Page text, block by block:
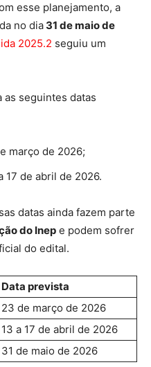
esse planejamento, a
no dia 31 de maio de
2025.2 seguiu um
as seguintes datas
março de 2026;
17 de abril de 2026.
datas ainda fazem parte
do Inep e podem sofrer
do edital.
Data prevista
23 de março de 2026
13 a 17 de abril de 2026
31 de maio de 2026